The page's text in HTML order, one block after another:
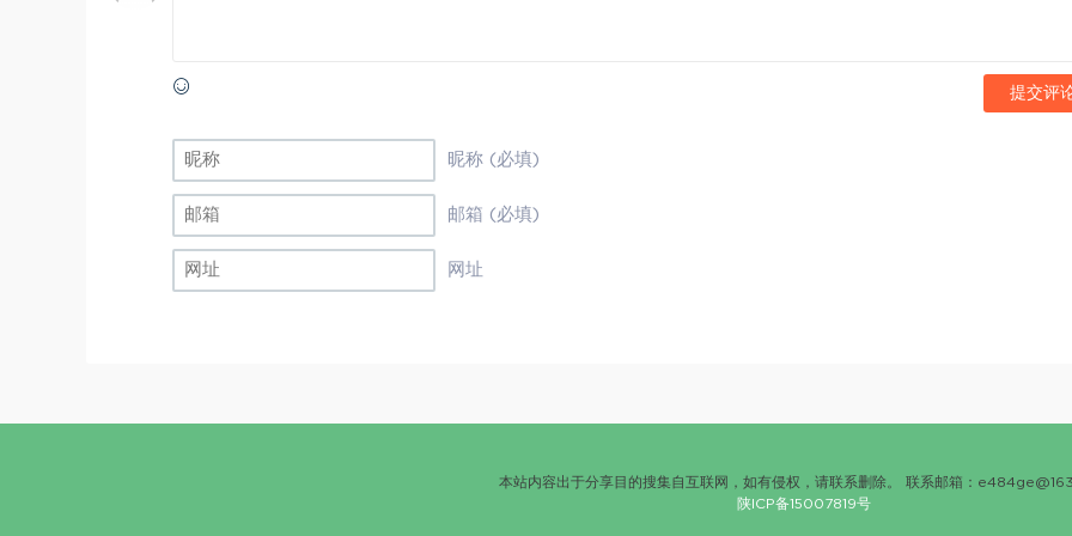
提交评
昵称 (必填)
邮箱 (必填)
网址
本站内容出于分享目的搜集自互联网，如有侵权，请联系删除。 联系邮箱：
陕ICP备15007819号